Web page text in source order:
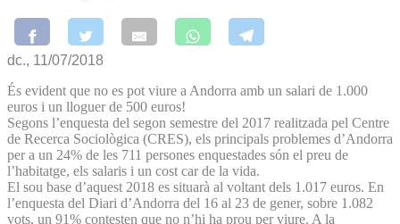
dc., 11/07/2018
És evident que no es pot viure a Andorra amb un salari de 1.000
euros i un lloguer de 500 euros!
Segons l’enquesta del segon semestre del 2017 realitzada pel Centre
de Recerca Sociològica (CRES), els principals problemes d’Andorra
per a un 24% de les 711 persones enquestades són el preu de
l’habitatge, els salaris i un cost car de la vida.
El sou base d’aquest 2018 es situarà al voltant dels 1.017 euros. En
l’enquesta del Diari d’Andorra del 16 al 23 de gener, sobre 1.082
vots, un 91% contesten que no n’hi ha prou per viure. A la